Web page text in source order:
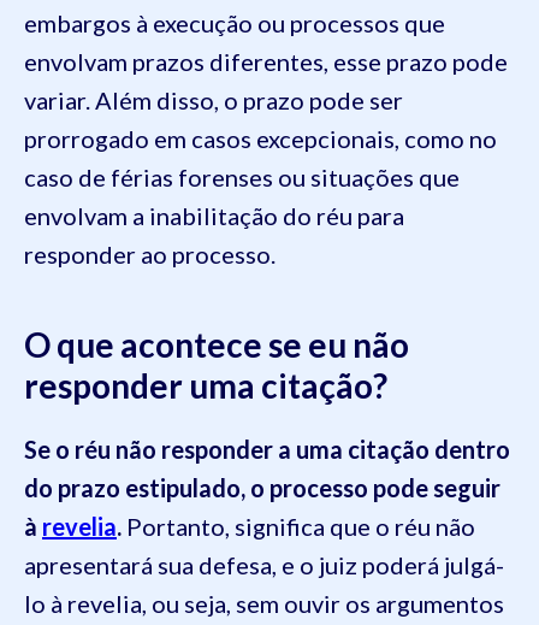
embargos à execução ou processos que
envolvam prazos diferentes, esse prazo pode
variar. Além disso, o prazo pode ser
prorrogado em casos excepcionais, como no
caso de férias forenses ou situações que
envolvam a inabilitação do réu para
responder ao processo.
O que acontece se eu não
responder uma citação?
Se o réu não responder a uma citação dentro
do prazo estipulado, o processo pode seguir
à revelia. Portanto, significa que o réu não
apresentará sua defesa, e o juiz poderá julgá-
lo à revelia, ou seja, sem ouvir os argumentos